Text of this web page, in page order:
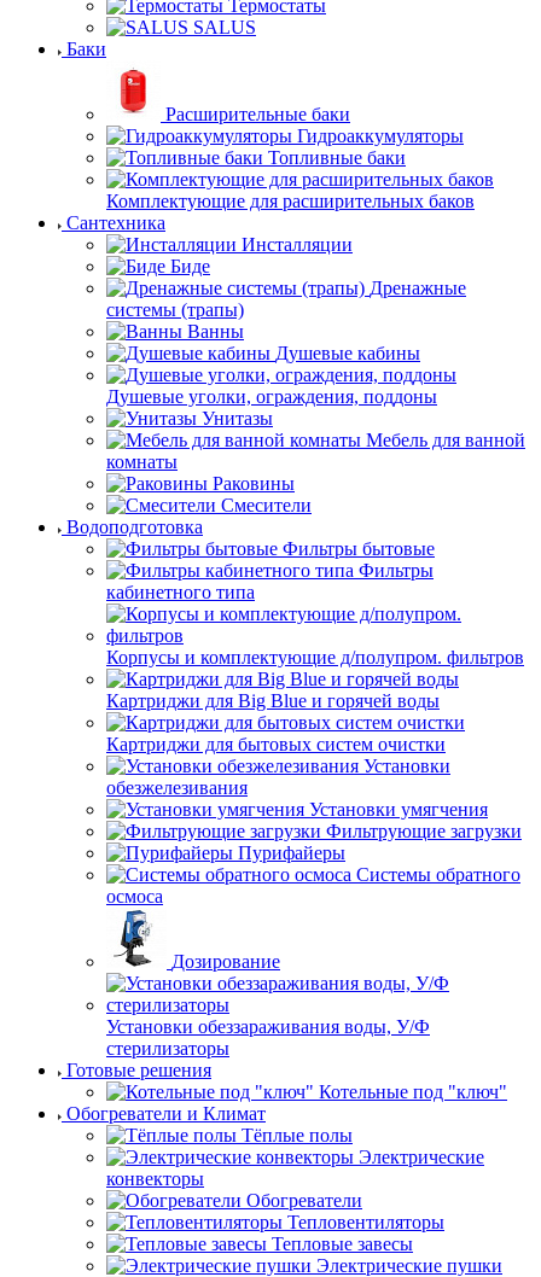
Термостаты
SALUS
Баки
Расширительные баки
Гидроаккумуляторы
Топливные баки
Комплектующие для расширительных баков
Сантехника
Инсталляции
Биде
Дренажные
системы (трапы)
Ванны
Душевые кабины
Душевые уголки, ограждения, поддоны
Унитазы
Мебель для ванной
комнаты
Раковины
Смесители
Водоподготовка
Фильтры бытовые
Фильтры
кабинетного типа
Корпусы и комплектующие д/полупром. фильтров
Картриджи для Big Blue и горячей воды
Картриджи для бытовых систем очистки
Установки
обезжелезивания
Установки умягчения
Фильтрующие загрузки
Пурифайеры
Системы обратного
осмоса
Дозирование
Установки обеззараживания воды, У/Ф
стерилизаторы
Готовые решения
Котельные под "ключ"
Обогреватели и Климат
Тёплые полы
Электрические
конвекторы
Обогреватели
Тепловентиляторы
Тепловые завесы
Электрические пушки